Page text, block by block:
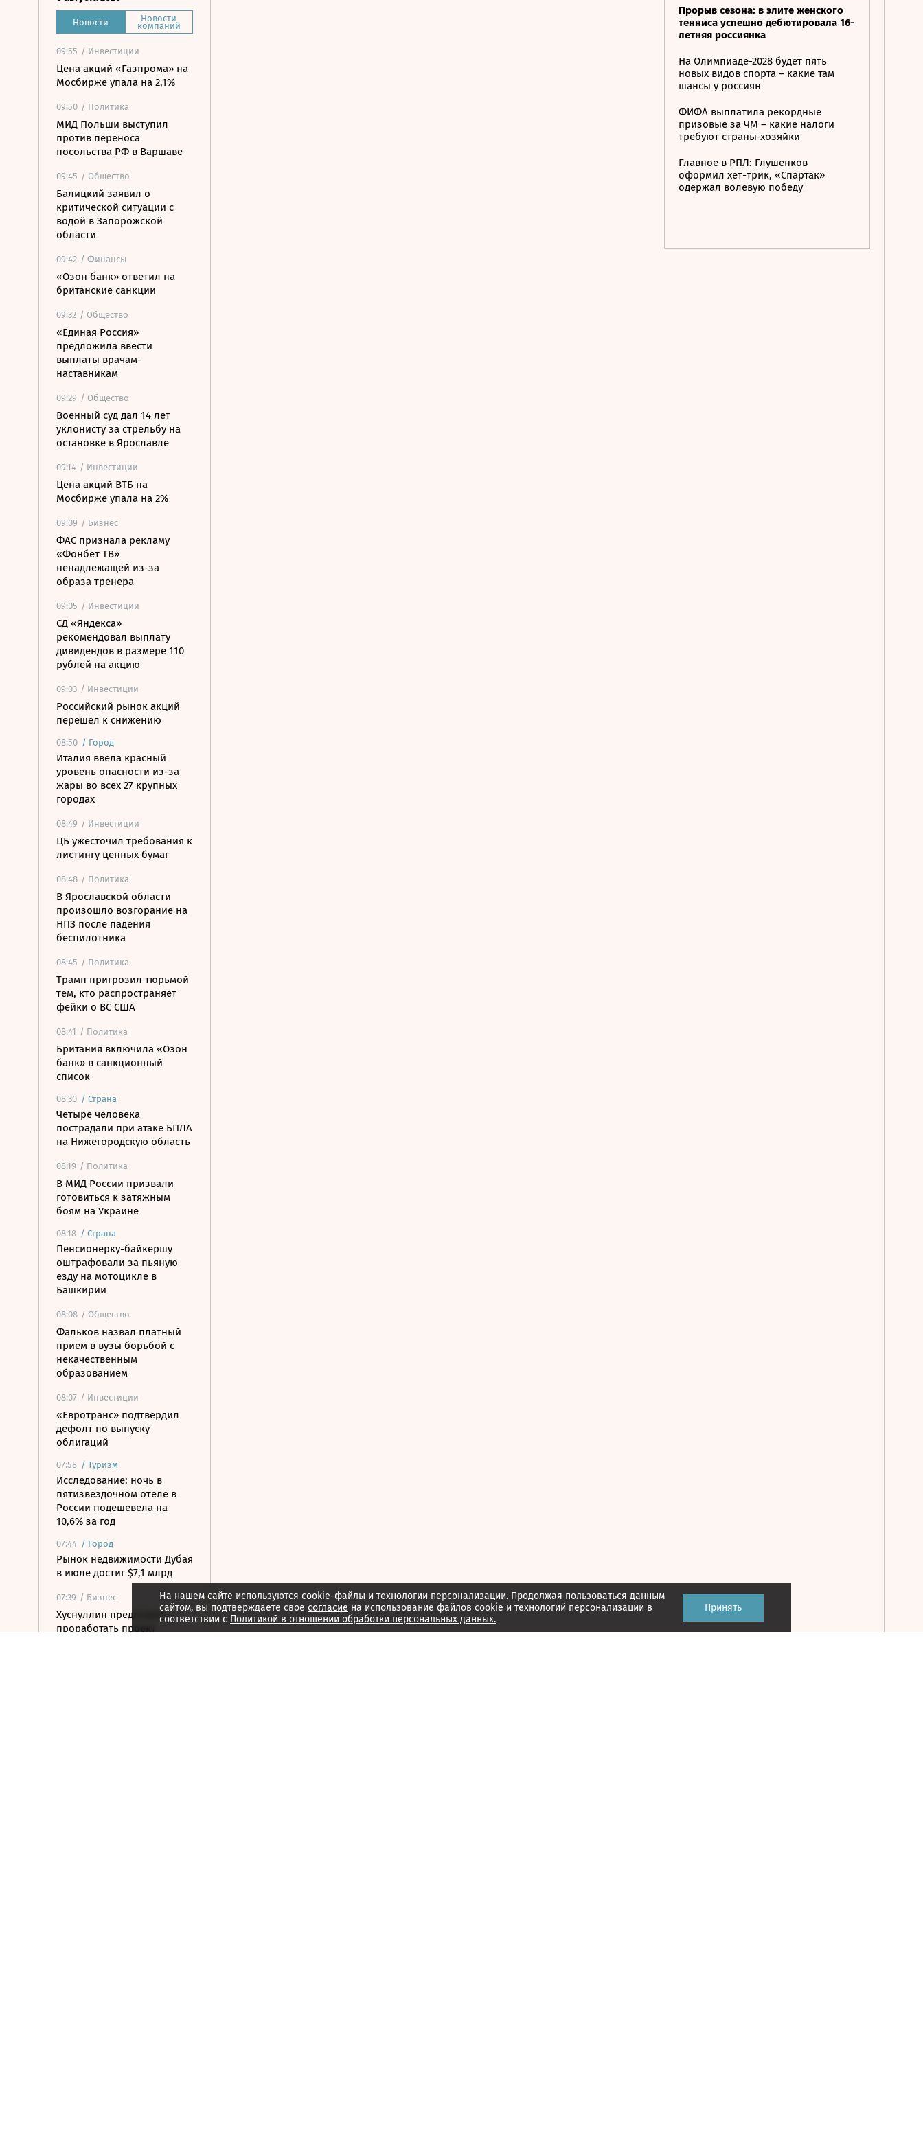
Новости Новости
компаний
09:55 / Инвестиции
Цена акций «Газпрома» на
Мосбирже упала на 2,1%
09:50 / Политика
МИД Польши выступил
против переноса
посольства РФ в Варшаве
09:45 / Общество
Балицкий заявил о
критической ситуации с
водой в Запорожской
области
09:42 / Финансы
«Озон банк» ответил на
британские санкции
09:32 / Общество
«Единая Россия»
предложила ввести
выплаты врачам-
наставникам
09:29 / Общество
Военный суд дал 14 лет
уклонисту за стрельбу на
остановке в Ярославле
09:14 / Инвестиции
Цена акций ВТБ на
Мосбирже упала на 2%
09:09 / Бизнес
ФАС признала рекламу
«Фонбет ТВ»
ненадлежащей из-за
образа тренера
09:05 / Инвестиции
СД «Яндекса»
рекомендовал выплату
дивидендов в размере 110
рублей на акцию
09:03 / Инвестиции
Российский рынок акций
перешел к снижению
08:50 / Город
Италия ввела красный
уровень опасности из-за
жары во всех 27 крупных
городах
08:49 / Инвестиции
ЦБ ужесточил требования к
листингу ценных бумаг
08:48 / Политика
В Ярославской области
произошло возгорание на
НПЗ после падения
беспилотника
08:45 / Политика
Трамп пригрозил тюрьмой
тем, кто распространяет
фейки о ВС США
08:41 / Политика
Британия включила «Озон
банк» в санкционный
список
08:30 / Страна
Четыре человека
пострадали при атаке БПЛА
на Нижегородскую область
08:19 / Политика
В МИД России призвали
готовиться к затяжным
боям на Украине
08:18 / Страна
Пенсионерку-байкершу
оштрафовали за пьяную
езду на мотоцикле в
Башкирии
08:08 / Общество
Фальков назвал платный
прием в вузы борьбой с
некачественным
образованием
08:07 / Инвестиции
«Евротранс» подтвердил
дефолт по выпуску
облигаций
07:58 / Туризм
Исследование: ночь в
пятизвездочном отеле в
России подешевела на
10,6% за год
07:44 / Город
Рынок недвижимости Дубая
в июле достиг $7,1 млрд
07:39 / Бизнес
Хуснуллин предложил
проработать проект
Прорыв сезона: в элите женского
тенниса успешно дебютировала 16-
летняя россиянка
На Олимпиаде-2028 будет пять
новых видов спорта – какие там
шансы у россиян
ФИФА выплатила рекордные
призовые за ЧМ – какие налоги
требуют страны-хозяйки
Главное в РПЛ: Глушенков
оформил хет-трик, «Спартак»
одержал волевую победу
На нашем сайте используются cookie-файлы и технологии персонализации. Продолжая пользоваться данным
сайтом, вы подтверждаете свое согласие на использование файлов cookie и технологий персонализации в
соответствии с Политикой в отношении обработки персональных данных.
Принять